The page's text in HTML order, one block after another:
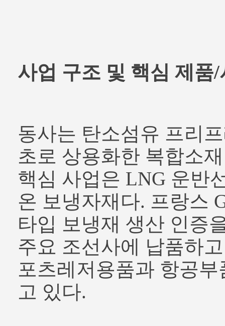
사업 구조 및 핵심 제품
동사는 탄소섬유 프리
초로 상용화한 복합소
핵심 사업은 LNG 운반
온 보냉자재다. 프랑스
타입 보냉재 생산 인증
주요 조선사에 납품하
포츠레저용품과 항공
고 있다.